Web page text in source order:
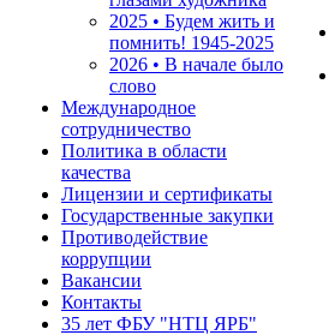
2025 • Будем жить и
помнить! 1945-2025
2026 • В начале было
слово
Международное
сотрудничество
Политика в области
качества
Лицензии и сертификаты
Государственные закупки
Противодействие
коррупции
Вакансии
Контакты
35 лет ФБУ "НТЦ ЯРБ"